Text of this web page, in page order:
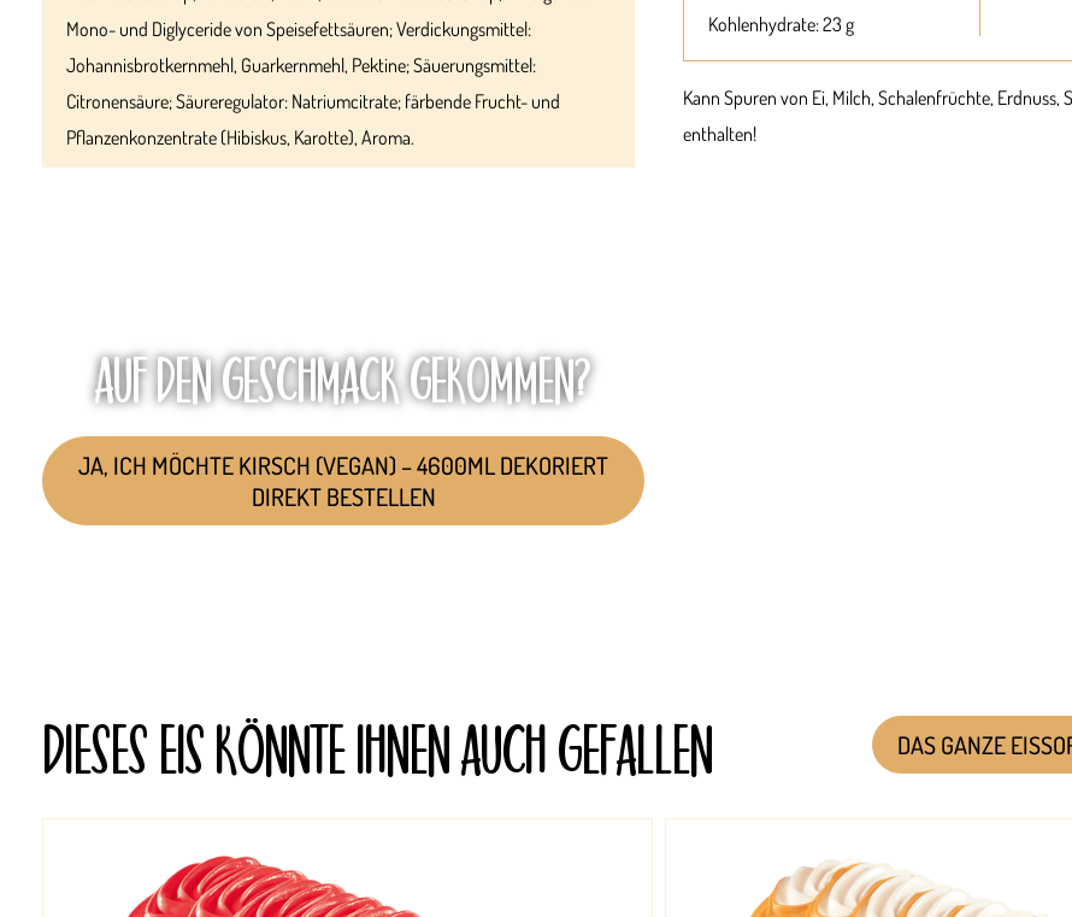
Mono- und Diglyceride von Speisefettsäuren; Verdickungsmittel:
Johannisbrotkernmehl, Guarkernmehl, Pektine; Säuerungsmittel:
Citronensäure; Säureregulator: Natriumcitrate; färbende Frucht- und
Pflanzenkonzentrate (Hibiskus, Karotte), Aroma.
Kohlenhydrate: 23 g
Kann Spuren von Ei, Milch, Schalenfrüchte, Erdnuss,
enthalten!
AUF DEN GESCHMACK GEKOMMEN?
JA, ICH MÖCHTE KIRSCH (VEGAN) – 4600ML DEKORIERT
DIREKT BESTELLEN
DIESES EIS KÖNNTE IHNEN AUCH GEFALLEN DAS GANZE